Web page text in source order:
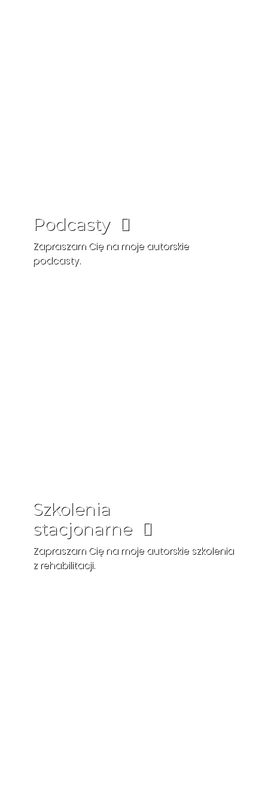
Podcasty
Zapraszam Cię na moje autorskie
podcasty.
Szkolenia
stacjonarne
Zapraszam Cię na moje autorskie szkolenia
z rehabilitacji.